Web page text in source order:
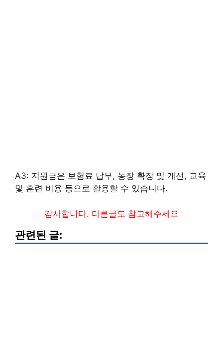
A3: 지원금은 보험료 납부, 농장 확장 및 개선, 교육
및 훈련 비용 등으로 활용할 수 있습니다.
감사합니다. 다른글도 참고해주세요
관련된 글: